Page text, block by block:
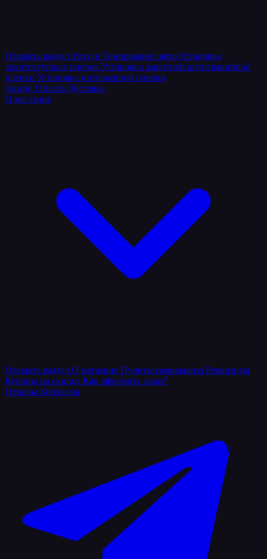
Открыть раздел Услуги Тонирование авто Установка
архитектурных пленок Установка защитной антигравийной
пленки Установка интерьерной пленки
Акции Оплата Доставка
О магазине
Открыть раздел О магазине Пункты самовывоза Реквизиты
Купоны на скидку Как оформить заказ?
Отзывы Контакты